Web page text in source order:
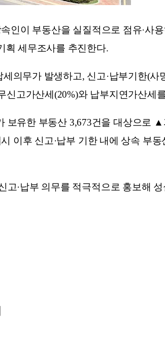
인이 부동산을 실질적으로 점유·
획 세무조사를 추진한다.
의무가 발생하고, 신고·납부기한(
신고가산세(20%)와 납부지연가산세
보유한 부동산 3,673건을 대상으로
이후 신고·납부 기한 내에 상속 부
고·납부 의무를 적극적으로 홍보해